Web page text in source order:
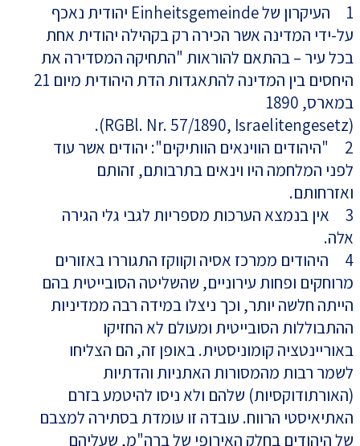
1 העיקרון של Einheitsgemeinde יהודית נאכף
על-ידי המדינה אשר הכירה רק בקהילה יהודית אחת
בכל עיר – בהתאם להוראות "התחיקה המסדירה את
היחסים בין המדינה להתאגדות הדת היהודית מיום 21
במארס, 1890
(RGBl. Nr. 57/1890, Israelitengesetz).
2 "היהודים הווינאים הוותיקים": יהודים אשר עוד
לפני המלחמה היו וינאים בתרבותם, זהותם
ואזרחותם.
3 אין בנמצא הערכות מספריות לגבי גלי הגירה
אלה.
4 היהודים ממרכז אסיה וקווקז התגוררו באזורים
מרוחקים ופחות עירוניים, שהשליטה הסובייטית בהם
הייתה חלשה יותר, וכך ניצלו במידה רבה ממדיניות
ההתבוללות הסובייטית ומעולם לא החזיקו
באוריינטציה קומוניסטית. באופן זה, הם הצליחו
לשמר רבות מהמסורות האתניות והדתיות
(האורתודוקסיות) שלהם ולא ניסו להיטמע בזרם
האתיאיסטי הרווח. עובדה זו עומדת בסתירה למצבם
של היהודים בחלק האירופי של ברה"מ, שעליהם